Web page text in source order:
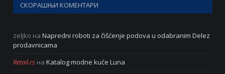
СКОРАШЊИ КОМЕНТАРИ
zeljko на Napredni roboti za čišćenje podova u odabranim Delez
prodavnicama
Retail.rs на Katalog modne kuće Luna